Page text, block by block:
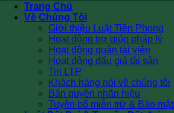
Trang Chủ
Về Chúng Tôi
Giới thiệu Luật Tiền Phong
Hoạt động trợ giúp pháp lý
Hoạt động quản tài viên
Hoạt động đấu giá tài sản
Tin LTP
Khách hàng nói về chúng tôi
Bản quyền nhãn hiệu
Tuyên bố miễn trừ & Bảo mật